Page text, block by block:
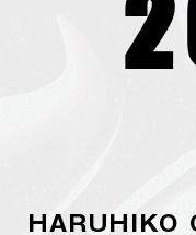
HARUHIKO